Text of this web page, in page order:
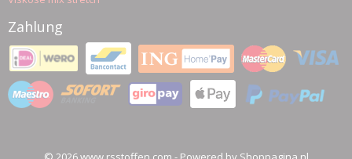
Zahlung